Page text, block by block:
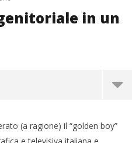
in un
(a ragione) il “golden boy”